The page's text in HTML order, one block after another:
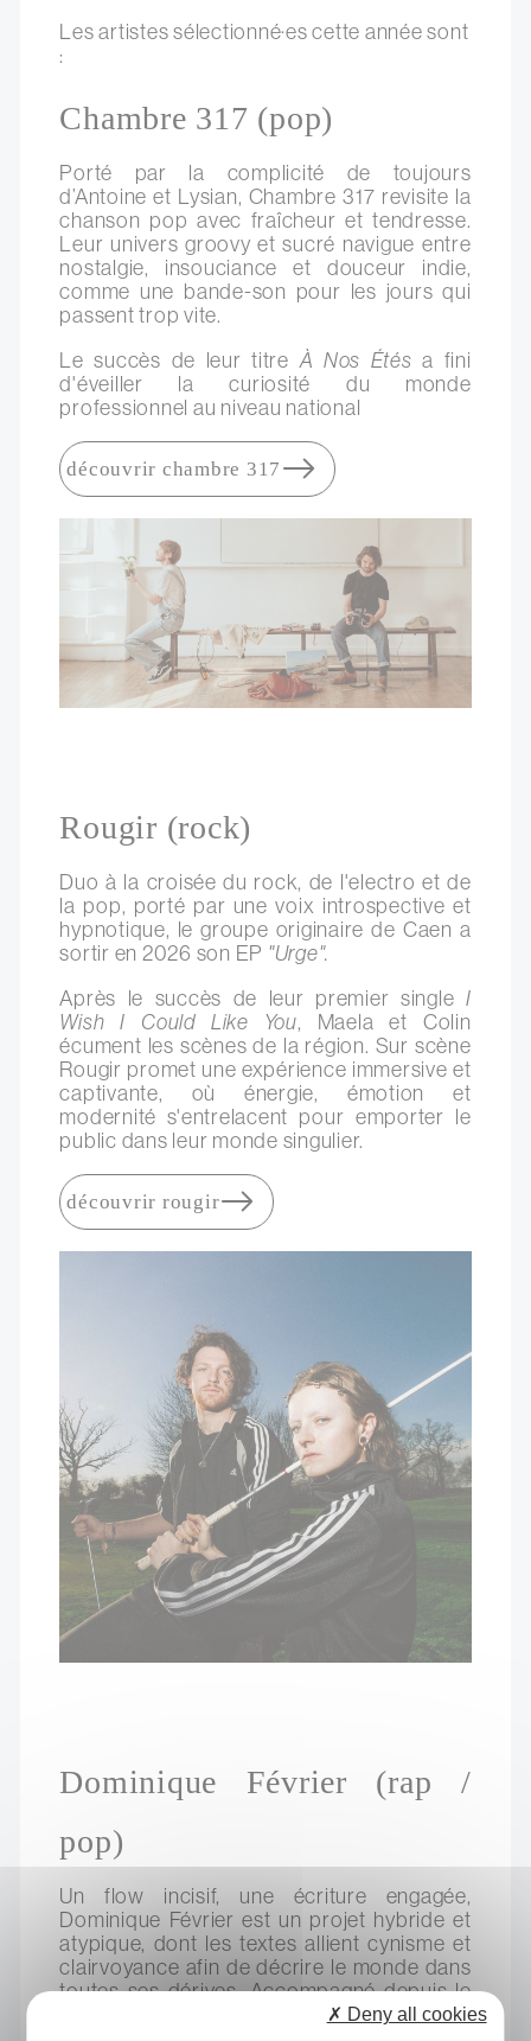
Les artistes sélectionné·es cette année sont
:
Chambre 317 (pop)
Porté par la complicité de toujours
d’Antoine et Lysian, Chambre 317 revisite la
chanson pop avec fraîcheur et tendresse.
Leur univers groovy et sucré navigue entre
nostalgie, insouciance et douceur indie,
comme une bande-son pour les jours qui
passent trop vite.
Le succès de leur titre À Nos Étés a fini
d'éveiller la curiosité du monde
professionnel au niveau national
découvrir chambre 317
Rougir (rock)
Duo à la croisée du rock, de l'electro et de
la pop, porté par une voix introspective et
hypnotique, le groupe originaire de Caen a
sortir en 2026 son EP "Urge".
Après le succès de leur premier single I
Wish I Could Like You, Maela et Colin
écument les scènes de la région. Sur scène
Rougir promet une expérience immersive et
captivante, où énergie, émotion et
modernité s'entrelacent pour emporter le
public dans leur monde singulier.
découvrir rougir
Dominique Février (rap /
pop)
Un flow incisif, une écriture engagée,
Dominique Février est un projet hybride et
atypique, dont les textes allient cynisme et
clairvoyance afin de décrire le monde dans
toutes ses dérives. Accompagné depuis le
début par le producteur Aalas dont les
✗ Deny all cookies